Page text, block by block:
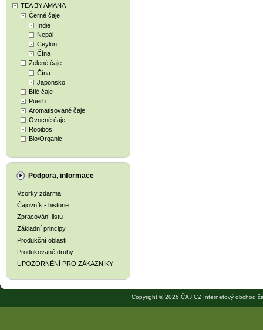
TEA BY AMANA
Černé čaje
Indie
Nepál
Ceylon
Čína
Zelené čaje
Čína
Japonsko
Bílé čaje
Puerh
Aromatisované čaje
Ovocné čaje
Rooibos
Bio/Organic
Podpora, informace
Vzorky zdarma
Čajovník - historie
Zpracování listu
Základní principy
Produkční oblasti
Produkované druhy
UPOZORNĚNÍ PRO ZÁKAZNÍKY
Copyright © 2026 ČAJ.CZ Internetový obchod